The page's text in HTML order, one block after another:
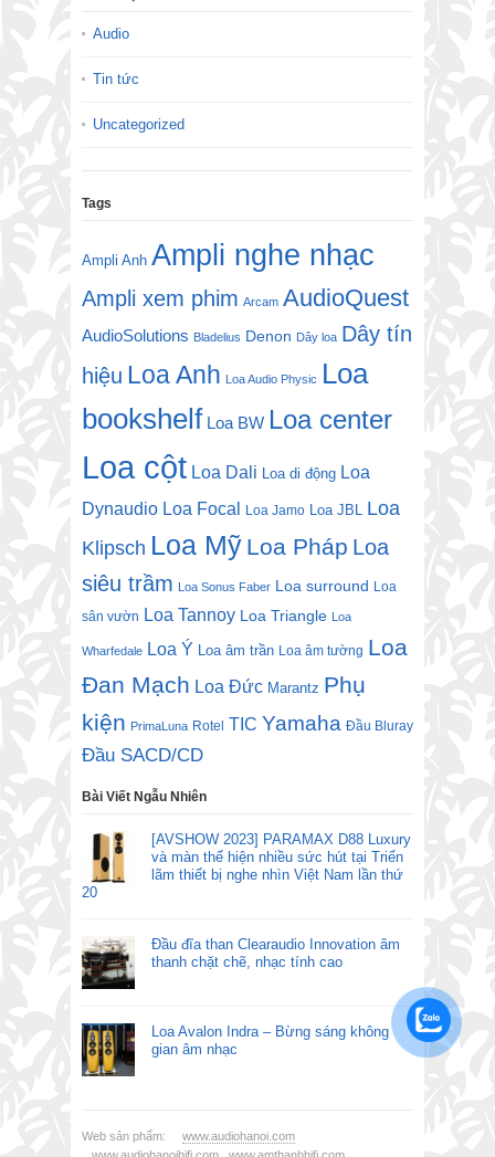
Audio
Tin tức
Uncategorized
Tags
Ampli Anh Ampli nghe nhạc
Ampli xem phim Arcam AudioQuest
AudioSolutions Bladelius Denon Dây loa Dây tín
hiệu Loa Anh Loa Audio Physic Loa
bookshelf Loa BW Loa center
Loa cột Loa Dali Loa di động Loa
Dynaudio Loa Focal Loa Jamo Loa JBL Loa
Klipsch Loa Mỹ Loa Pháp Loa
siêu trầm
Loa Sonus Faber Loa surround Loa
sân vườn Loa Tannoy Loa Triangle Loa
Wharfedale Loa Ý Loa âm trần Loa âm tường Loa
Đan Mạch Loa Đức Marantz Phụ
kiện PrimaLuna Rotel TIC Yamaha Đầu Bluray
Đầu SACD/CD
Bài Viết Ngẫu Nhiên
[AVSHOW 2023] PARAMAX D88 Luxury
và màn thể hiện nhiều sức hút tại Triển
lãm thiết bị nghe nhìn Việt Nam lần thứ
20
Đầu đĩa than Clearaudio Innovation âm
thanh chặt chẽ, nhạc tính cao
Loa Avalon Indra – Bừng sáng không
gian âm nhạc
Web sản phẩm: www.audiohanoi.com